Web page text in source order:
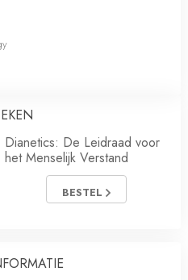
Dianetics: De Leidraad voor
het Menselijk Verstand
BESTEL